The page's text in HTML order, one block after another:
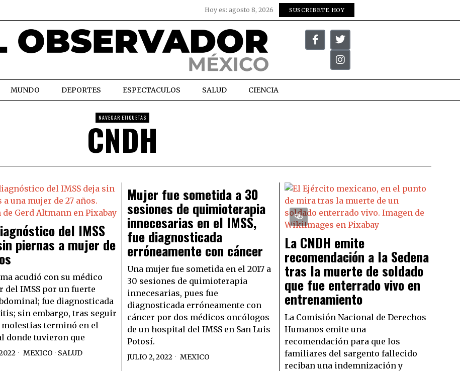
Hoy es: agosto 8, 2026 SUSCRIBETE HOY
MUNDO DEPORTES ESPECTACULOS SALUD CIENCIA
NAVEGAR ETIQUETAS
CNDH
del IMSS
piernas a mujer de
acudió con su médico
del IMSS por un fuerte
fue diagnosticada
sin embargo, tras seguir
molestias terminó en el
donde tuvieron que
MEXICO · SALUD
Mujer fue sometida a 30
sesiones de quimioterapia
innecesarias en el IMSS,
fue diagnosticada
erróneamente con cáncer
Una mujer fue sometida en el 2017 a
30 sesiones de quimioterapia
innecesarias, pues fue
diagnosticada erróneamente con
cáncer por dos médicos oncólogos
de un hospital del IMSS en San Luis
Potosí.
JULIO 2, 2022 MEXICO
La CNDH emite
recomendación a la Sedena
tras la muerte de soldado
que fue enterrado vivo en
entrenamiento
La Comisión Nacional de Derechos
Humanos emite una
recomendación para que los
familiares del sargento fallecido
reciban una indemnización y